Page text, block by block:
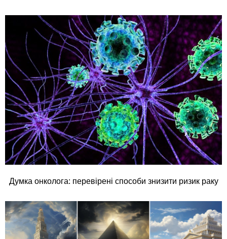
Думка онколога: перевірені способи знизити ризик раку